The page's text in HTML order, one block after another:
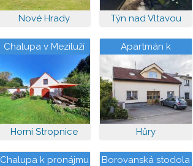
Nové Hrady Týn nad Vltavou
Chalupa v Meziluží
Horní Stropnice
Apartmán k
pronajmutí
Hůry
Chalupa k pronájmu Borovanská stodola